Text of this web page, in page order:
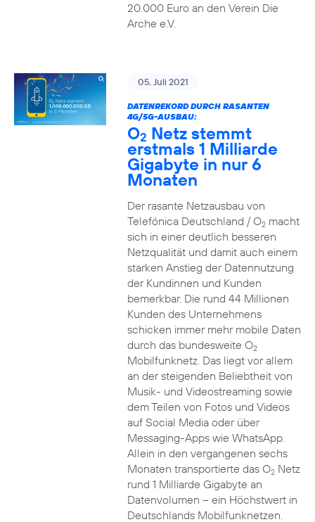
20.000 Euro an den Verein Die
Arche e.V.
05. Juli 2021
DATENREKORD DURCH RASANTEN
4G/5G-AUSBAU:
O2 Netz stemmt
erstmals 1 Milliarde
Gigabyte in nur 6
Monaten
Der rasante Netzausbau von
Telefónica Deutschland / O2macht
sich in einer deutlich besseren
Netzqualität und damit auch einem
starken Anstieg der Datennutzung
der Kundinnen und Kunden
bemerkbar. Die rund 44 Millionen
Kunden des Unternehmens
schicken immer mehr mobile Daten
durch das bundesweite O2
Mobilfunknetz. Das liegt vor allem
an der steigenden Beliebtheit von
Musik- und Videostreaming sowie
dem Teilen von Fotos und Videos
auf Social Media oder über
Messaging-Apps wie WhatsApp.
Allein in den vergangenen sechs
Monaten transportierte das O2Netz
rund 1 Milliarde Gigabyte an
Datenvolumen – ein Höchstwert in
Deutschlands Mobilfunknetzen.